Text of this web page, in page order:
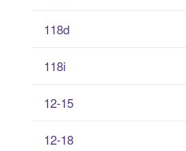
118d
118i
12-15
12-18